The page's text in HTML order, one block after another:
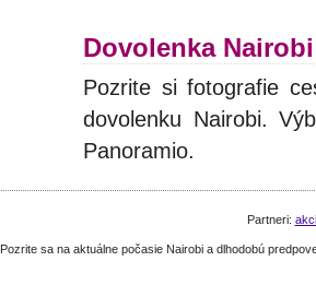
Dovolenka Nairobi
Pozrite si fotografie
dovolenku Nairobi.
Panoramio.
Partneri:
Pozrite sa na aktuálne počasie Nairobi a dlhodobú